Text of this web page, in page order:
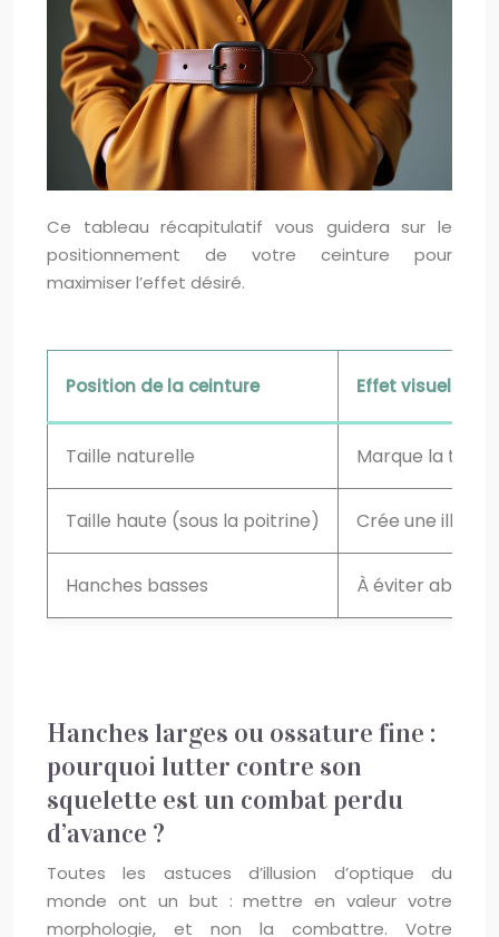
Ce tableau récapitulatif vous guidera sur le
positionnement de votre ceinture pour
maximiser l’effet désiré.
Position de la ceinture Effet visuel
Taille naturelle Marque la
Taille haute (sous la poitrine) Crée une
Hanches basses À éviter
Hanches larges ou ossature fine :
pourquoi lutter contre son
squelette est un combat perdu
d’avance ?
Toutes les astuces d’illusion d’optique du
monde ont un but : mettre en valeur votre
morphologie, et non la combattre. Votre